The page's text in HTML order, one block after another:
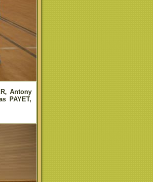
Antony
PAYET,